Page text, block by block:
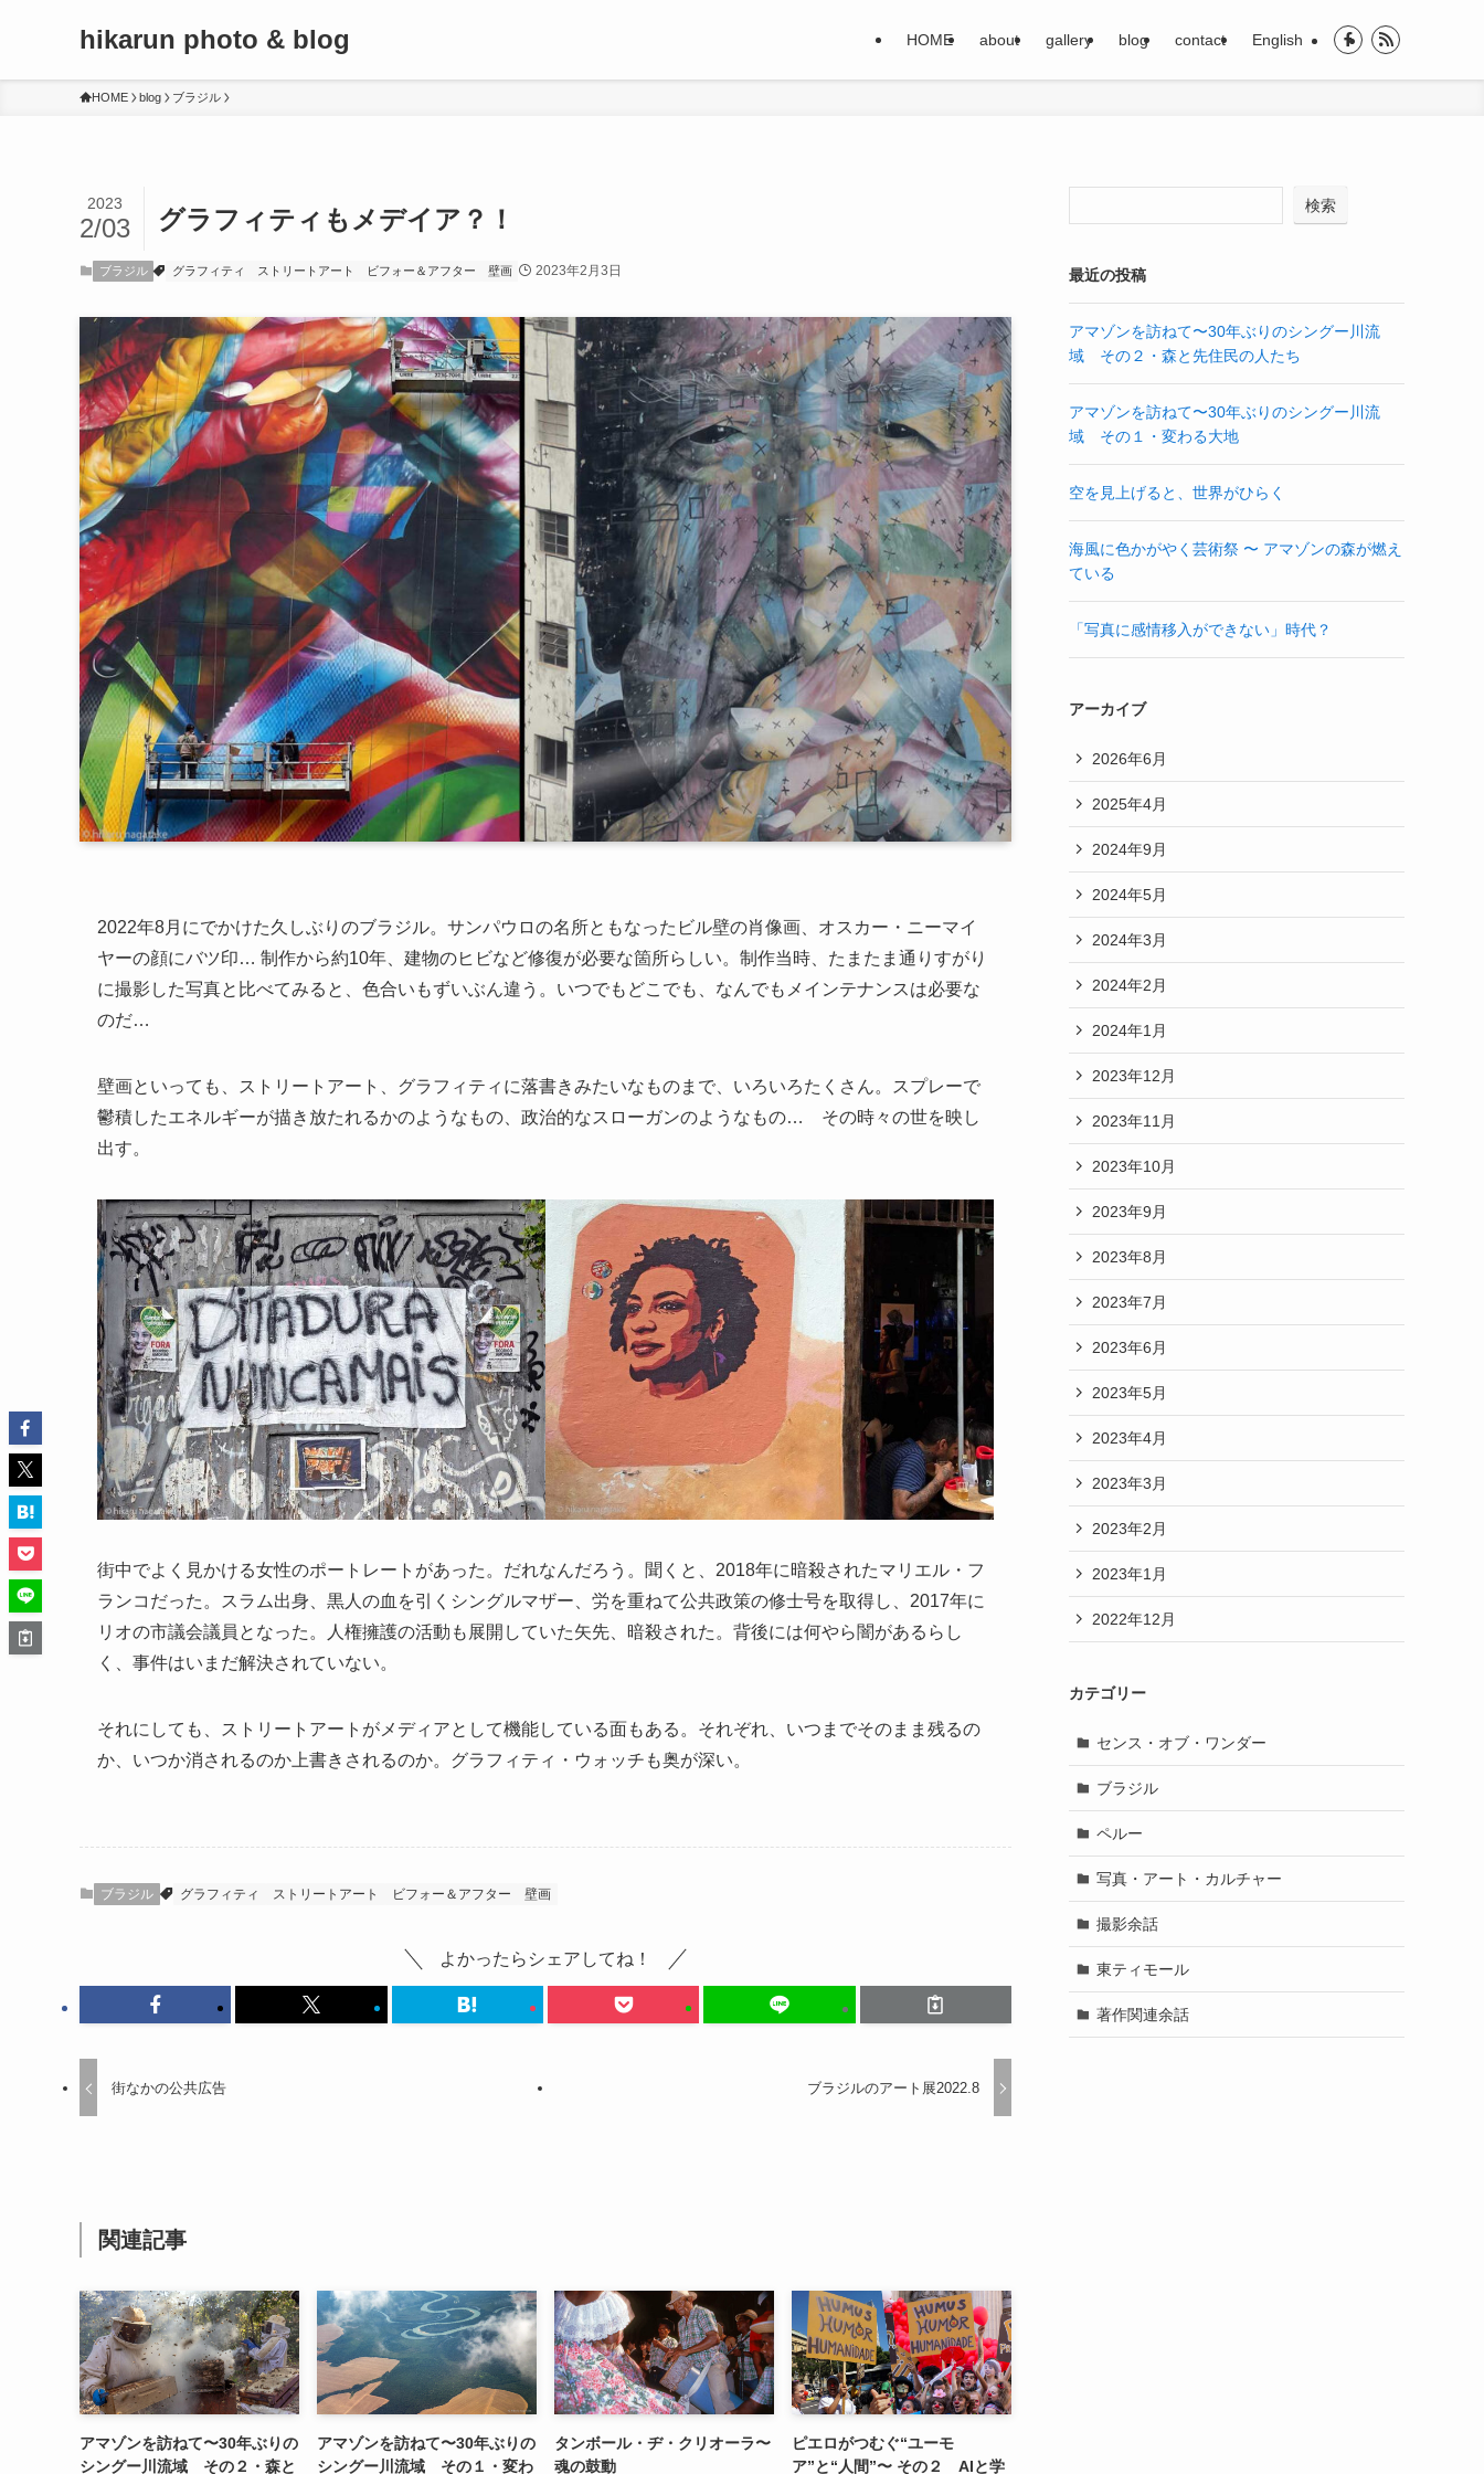
hikarun photo & blog HOME about gallery blog contact English
HOME blog ブラジル
グラフィティもメデイア？！
2023
2/03
ブラジル グラフィティ ストリートアート ビフォー＆アフター 壁画 2023年2月3日
2022年8月にでかけた久しぶりのブラジル。サンパウロの名所ともなったビル壁の肖像画、オスカー・ニーマイ
ヤーの顔にバツ印… 制作から約10年、建物のヒビなど修復が必要な箇所らしい。制作当時、たまたま通りすがり
に撮影した写真と比べてみると、色合いもずいぶん違う。いつでもどこでも、なんでもメインテナンスは必要な
のだ…
壁画といっても、ストリートアート、グラフィティに落書きみたいなものまで、いろいろたくさん。スプレーで
鬱積したエネルギーが描き放たれるかのようなもの、政治的なスローガンのようなもの… その時々の世を映し
出す。
街中でよく見かける女性のポートレートがあった。だれなんだろう。聞くと、2018年に暗殺されたマリエル・フ
ランコだった。スラム出身、黒人の血を引くシングルマザー、労を重ねて公共政策の修士号を取得し、2017年に
リオの市議会議員となった。人権擁護の活動も展開していた矢先、暗殺された。背後には何やら闇があるらし
く、事件はいまだ解決されていない。
それにしても、ストリートアートがメディアとして機能している面もある。それぞれ、いつまでそのまま残るの
か、いつか消されるのか上書きされるのか。グラフィティ・ウォッチも奥が深い。
ブラジル グラフィティ ストリートアート ビフォー＆アフター 壁画
よかったらシェアしてね！
街なかの公共広告 ブラジルのアート展2022.8
関連記事
アマゾンを訪ねて〜30年ぶりの
シングー川流域 その２・森と
アマゾンを訪ねて〜30年ぶりの
シングー川流域 その１・変わ
タンボール・ヂ・クリオーラ〜
魂の鼓動
ピエロがつむぐ“ユーモ
ア”と“人間”〜 その２ AIと学
検索
最近の投稿
アマゾンを訪ねて〜30年ぶりのシングー川流
域 その２・森と先住民の人たち
アマゾンを訪ねて〜30年ぶりのシングー川流
域 その１・変わる大地
空を見上げると、世界がひらく
海風に色かがやく芸術祭 〜 アマゾンの森が燃え
ている
「写真に感情移入ができない」時代？
アーカイブ
2026年6月
2025年4月
2024年9月
2024年5月
2024年3月
2024年2月
2024年1月
2023年12月
2023年11月
2023年10月
2023年9月
2023年8月
2023年7月
2023年6月
2023年5月
2023年4月
2023年3月
2023年2月
2023年1月
2022年12月
カテゴリー
センス・オブ・ワンダー
ブラジル
ペルー
写真・アート・カルチャー
撮影余話
東ティモール
著作関連余話